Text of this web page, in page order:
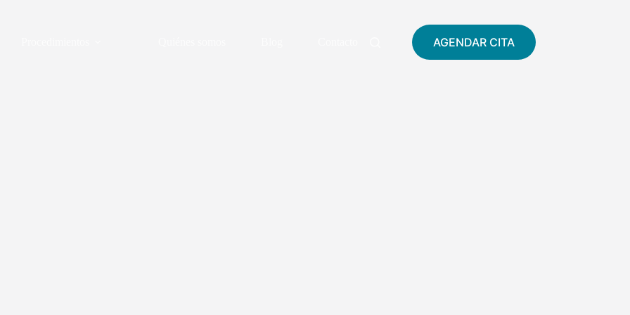
AGENDAR CITA